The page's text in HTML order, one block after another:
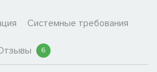
Системные требования
6